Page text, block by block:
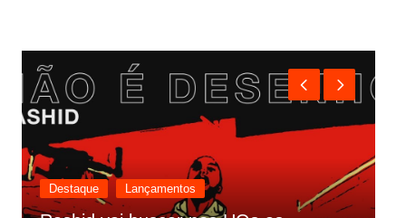
Destaque Lançamentos